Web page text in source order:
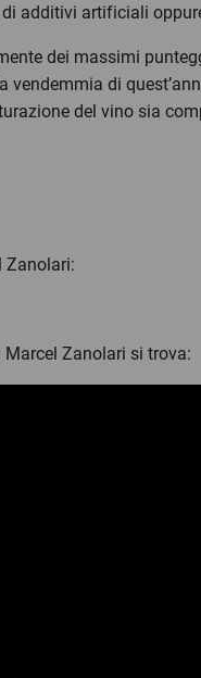
additivi artificiali
dei massimi
di
del vino sia
Zanolari:
Marcel Zanolari si trova: